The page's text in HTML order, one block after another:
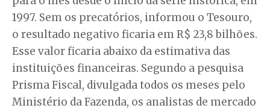
1997. Sem os precatórios, informou o Tesouro,
o resultado negativo ficaria em R$ 23,8 bilhões.
Esse valor ficaria abaixo da estimativa das
instituições financeiras. Segundo a pesquisa
Prisma Fiscal, divulgada todos os meses pelo
Ministério da Fazenda, os analistas de mercado